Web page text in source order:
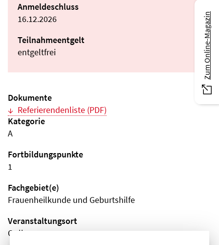
Anmeldeschluss
16.12.2026
Teilnahmeentgelt
entgeltfrei
Dokumente
Referierendenliste (PDF)
Kategorie
A
Fortbildungspunkte
1
Fachgebiet(e)
Frauenheilkunde und Geburtshilfe
Veranstaltungsort
Online
Zum Online-Magazin